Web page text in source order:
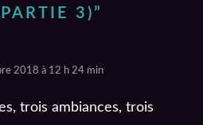
3) ”
2018 à 12 h 24 min
trois ambiances, trois